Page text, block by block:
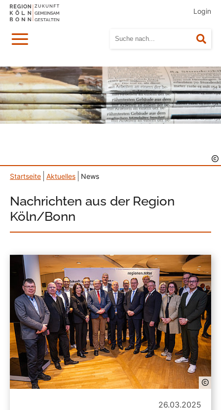
Login
Menü
Startseite Aktuelles News
Nachrichten aus der Region
Köln/Bonn
26.03.2025